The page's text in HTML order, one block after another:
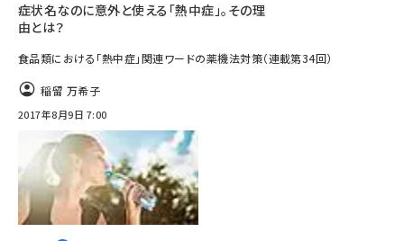
症状名なのに意外と使える「熱中症」。その理
由とは？
食品類における「熱中症」関連ワードの薬機法対策（連載第34回）
稲留 万希子
2017年8月9日 7:00